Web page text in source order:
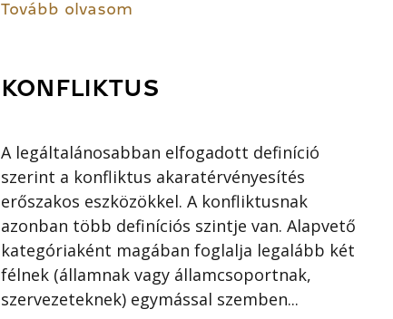
Tovább olvasom
KONFLIKTUS
A legáltalánosabban elfogadott definíció
szerint a konfliktus akaratérvényesítés
erőszakos eszközökkel. A konfliktusnak
azonban több definíciós szintje van. Alapvető
kategóriaként magában foglalja legalább két
félnek (államnak vagy államcsoportnak,
szervezeteknek) egymással szemben...